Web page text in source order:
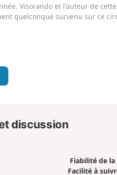
Visorando et l'auteur de
quelconque survenu sur ce
discussion
Fiabilité de
Facilité à